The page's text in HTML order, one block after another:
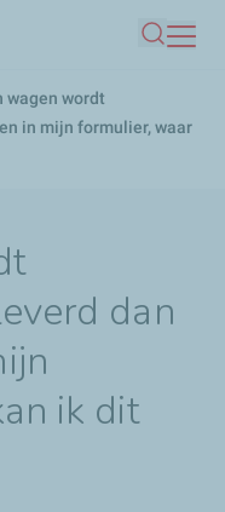
Zoeken
wagen wordt
in mijn formulier, waar
dan
ik dit